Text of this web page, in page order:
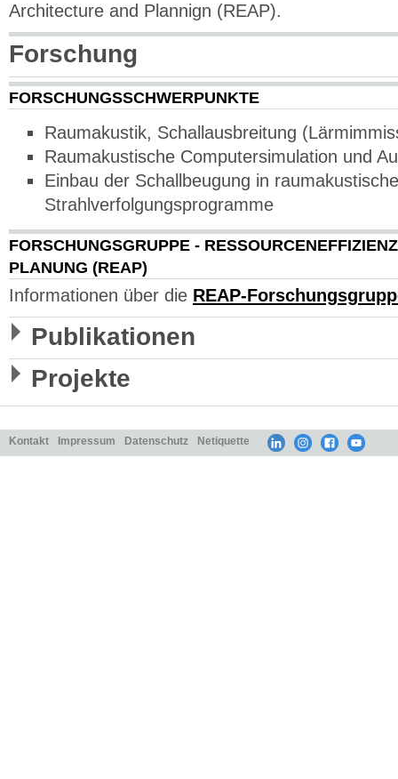
Architecture and Plannign (REAP).
Forschung
FORSCHUNGSSCHWERPUNKTE
Raumakustik, Schallausbreitung
Raumakustische Computersimulation und
Einbau der Schallbeugung in raumakustische
Strahlverfolgungsprogramme
FORSCHUNGSGRUPPE -
PLANUNG (REAP)
Informationen über die REAP-
Publikationen
Projekte
Kontakt Impressum Datenschutz Netiquette